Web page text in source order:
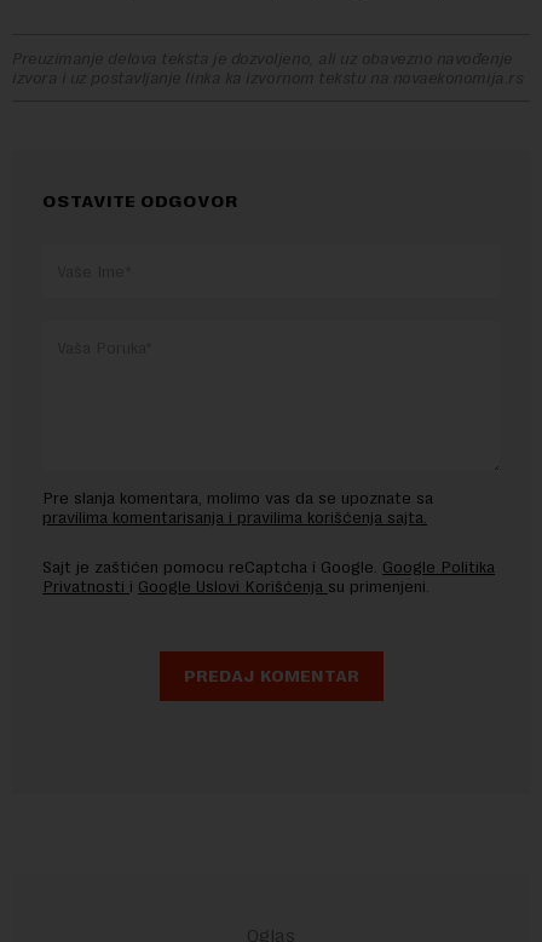
Preuzimanje delova teksta je dozvoljeno, ali uz obavezno navođenje
izvora i uz postavljanje linka ka izvornom tekstu na novaekonomija.rs
OSTAVITE ODGOVOR
Pre slanja komentara, molimo vas da se upoznate sa
pravilima komentarisanja i pravilima korišćenja sajta.
Sajt je zaštićen pomocu reCaptcha i Google. Google Politika
Privatnosti i Google Uslovi Korišćenja su primenjeni.